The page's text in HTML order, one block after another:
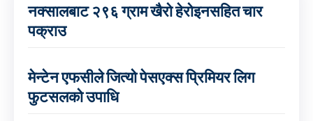
नक्सालबाट २९६ ग्राम खैरो हेरोइनसहित चार
पक्राउ
मेन्टेन एफसीले जित्यो पेसएक्स प्रिमियर लिग
फुटसलको उपाधि